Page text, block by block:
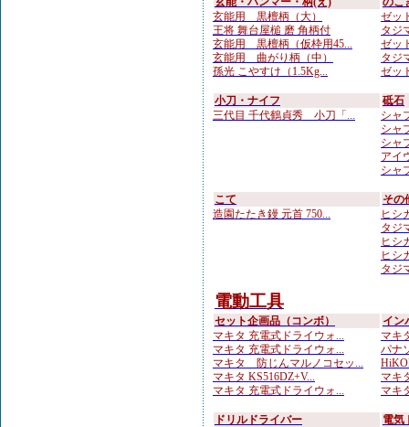
玄能用 黒檀柄（大）
王将 舞台屋槌 磨 角柄付
玄能用 黒檀柄（仮枠用45...
玄能用 曲がり柄（中）
孫光 こやすけ（1.5Kg...
ゼッ
タジ
ゼッ
タジ
ゼッ
小刀・ナイフ
三代目 千代鶴貞秀 小刀「...
砥石
シャ
シャ
シャ
アイ
シャ
こて
造園たたき鏝 元首 750...
その
ヒシ
タジ
ヒシ
ヒシ
タジ
電動工具
セット企画品（コンボ）
マキタ 充電式ドライウォ...
マキタ 充電式ドライウォ...
マキタ 防じんマルノコセッ...
マキタ KS516DZ+V...
マキタ 充電式ドライウォ...
イン
マキ
パナ
マキ
マキ
ドリルドライバー
電気